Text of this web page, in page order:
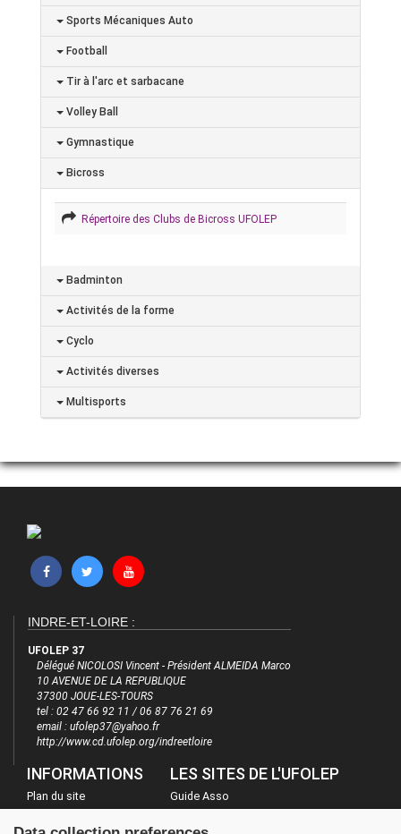
Sports Mécaniques Auto
Football
Tir à l'arc et sarbacane
Volley Ball
Gymnastique
Bicross
Répertoire des Clubs de Bicross UFOLEP
Badminton
Activités de la forme
Cyclo
Activités diverses
Multisports
INDRE-ET-LOIRE :
UFOLEP 37
Délégué NICOLOSI Vincent - Président ALMEIDA Marco
10 AVENUE DE LA REPUBLIQUE
37300 JOUE-LES-TOURS
tel : 02 47 66 92 11 / 06 87 76 21 69
email : ufolep37@yahoo.fr
http://www.cd.ufolep.org/indreetloire
INFORMATIONS
Plan du site
LES SITES DE L'UFOLEP
Guide Asso